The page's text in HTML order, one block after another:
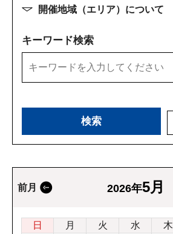
開催地域（エリア）について
キーワード検索
前月 2026年5月
日 月 火 水 木